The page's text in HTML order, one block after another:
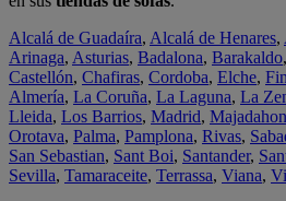
Alcalá de Guadaíra, Alcalá de Henares,
Arinaga, Asturias, Badalona, Barakaldo,
Castellón, Chafiras, Cordoba, Elche,
Almería, La Coruña, La Laguna, La
Lleida, Los Barrios, Madrid,
Orotava, Palma, Pamplona, Rivas,
San Sebastian, Sant Boi, Santander,
Sevilla, Tamaraceite, Terrassa, Viana,